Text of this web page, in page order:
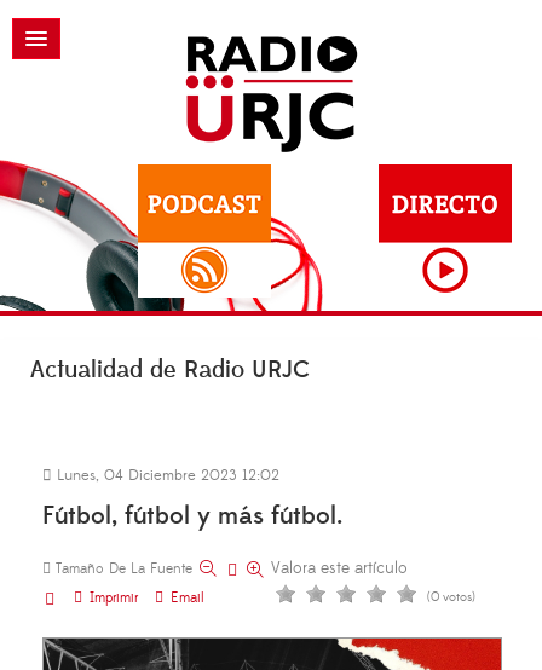
Actualidad de Radio URJC
Lunes, 04 Diciembre 2023 12:02
Fútbol, fútbol y más fútbol.
Tamaño De La Fuente
Imprimir
Email
Valora este artículo
(0 votos)